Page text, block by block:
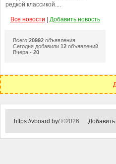
редкой классикой....
Все новости Добавить новость
Всего 20992 объявления
Сегодня добавили 12 объявлений
Вчера - 20
https://vboard.by/©2026